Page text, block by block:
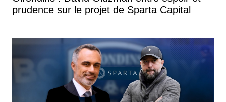
prudence sur le projet de Sparta Capital